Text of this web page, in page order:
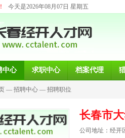
今天是2026年08月07日 星期五
中心 求职中心 档案代理
— 招聘中心 — 招聘职位
长春市
公司地址：经开